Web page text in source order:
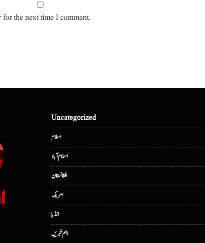
the next time I comment.
Uncategorized
اسلام
اسلام آباد
افغانستان
امریکہ
انڈیا
اہم خبریں